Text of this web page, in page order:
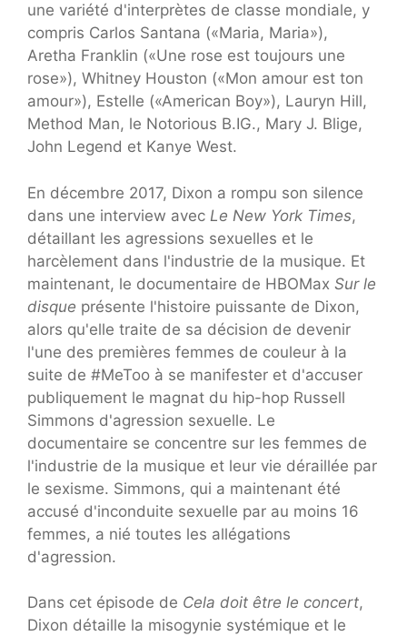
une variété d'interprètes de classe mondiale, y
compris Carlos Santana («Maria, Maria»),
Aretha Franklin («Une rose est toujours une
rose»), Whitney Houston («Mon amour est ton
amour»), Estelle («American Boy»), Lauryn Hill,
Method Man, le Notorious B.IG., Mary J. Blige,
John Legend et Kanye West.
En décembre 2017, Dixon a rompu son silence
dans une interview avec Le New York Times,
détaillant les agressions sexuelles et le
harcèlement dans l'industrie de la musique. Et
maintenant, le documentaire de HBOMax Sur le
disque présente l'histoire puissante de Dixon,
alors qu'elle traite de sa décision de devenir
l'une des premières femmes de couleur à la
suite de #MeToo à se manifester et d'accuser
publiquement le magnat du hip-hop Russell
Simmons d'agression sexuelle. Le
documentaire se concentre sur les femmes de
l'industrie de la musique et leur vie déraillée par
le sexisme. Simmons, qui a maintenant été
accusé d'inconduite sexuelle par au moins 16
femmes, a nié toutes les allégations
d'agression.
Dans cet épisode de Cela doit être le concert,
Dixon détaille la misogynie systémique et le